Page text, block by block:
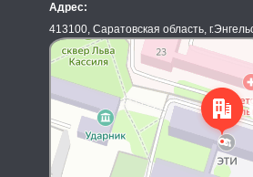
Адрес:
413100, Саратовская область,